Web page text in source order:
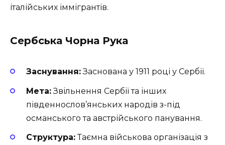
італійських іммігрантів.
Сербська Чорна Рука
Заснування:Заснована у 1911 році у Сербії.
Мета:Звільнення Сербії та інших
південнослов’янських народів з-під
османського та австрійського панування.
Структура:Таємна військова організація з